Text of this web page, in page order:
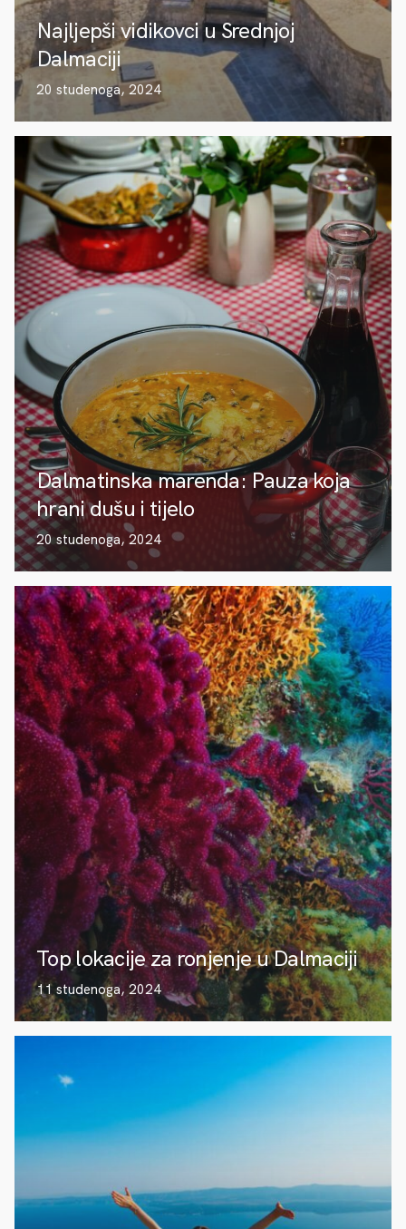
Najljepši vidikovci u Srednjoj
Dalmaciji
20 studenoga, 2024
Dalmatinska marenda: Pauza koja
hrani dušu i tijelo
20 studenoga, 2024
Top lokacije za ronjenje u Dalmaciji
11 studenoga, 2024